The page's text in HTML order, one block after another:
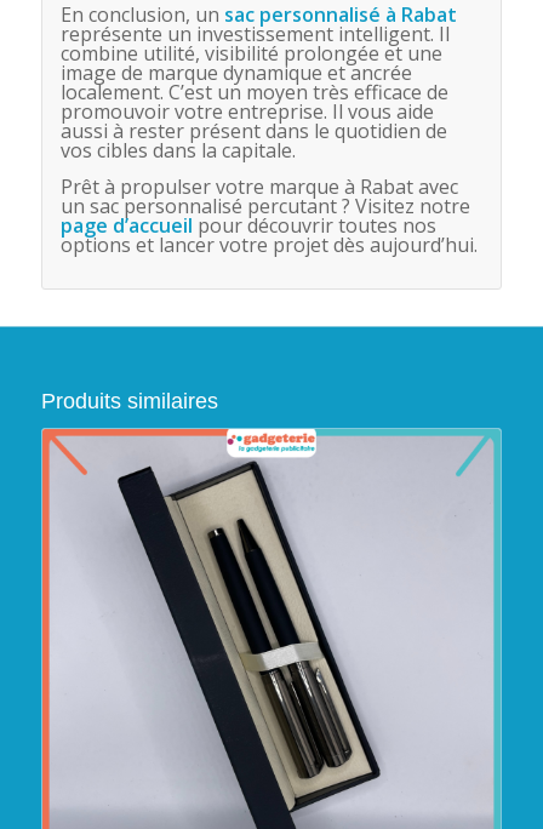
En conclusion, un sac personnalisé à Rabat
représente un investissement intelligent. Il
combine utilité, visibilité prolongée et une
image de marque dynamique et ancrée
localement. C’est un moyen très efficace de
promouvoir votre entreprise. Il vous aide
aussi à rester présent dans le quotidien de
vos cibles dans la capitale.
Prêt à propulser votre marque à Rabat avec
un sac personnalisé percutant ? Visitez notre
page d’accueil pour découvrir toutes nos
options et lancer votre projet dès aujourd’hui.
Produits similaires